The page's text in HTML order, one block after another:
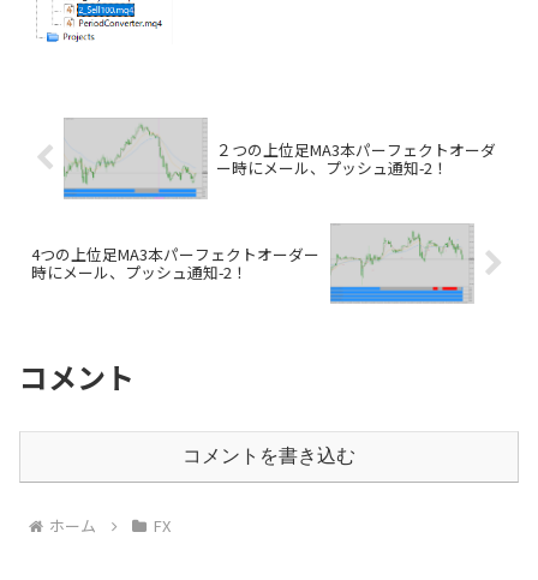
２つの上位足MA3本パーフェクトオーダ
ー時にメール、プッシュ通知-2！
4つの上位足MA3本パーフェクトオーダー
時にメール、プッシュ通知-2！
コメント
コメントを書き込む
ホーム FX